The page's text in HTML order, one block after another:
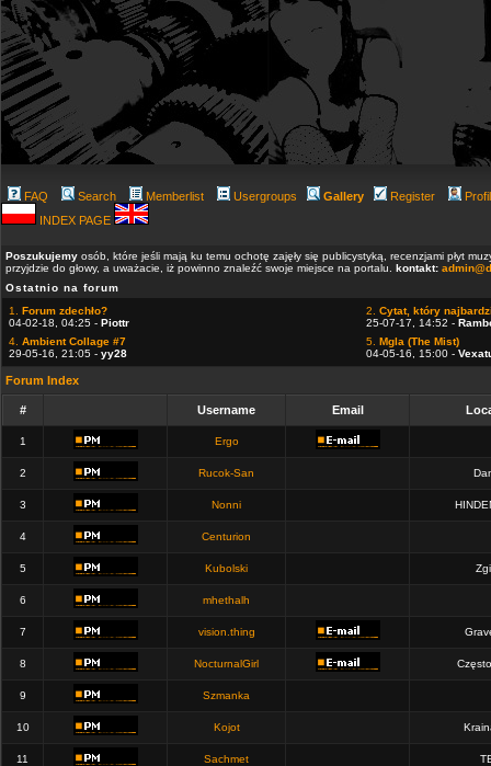
FAQ Search Memberlist Usergroups Gallery Register
INDEX PAGE
Poszukujemy osób, które jeśli mają ku temu ochotę zajęły się publicystyką, recenzjami płyt
przyjdzie do głowy, a uważacie, iż powinno znaleźć swoje miejsce na portalu. kontakt:
Ostatnio na forum
1. Forum zdechło?
04-02-18, 04:25 - Piottr
2. Cytat, który
25-07-17, 14:52 -
4. Ambient Collage #7
29-05-16, 21:05 - yy28
5. Mgla (The Mist)
04-05-16, 15:00 -
Forum Index
# Username Email
1 Ergo
2 Rucok-San
3 Nonni
4 Centurion
5 Kubolski
6 mhethalh
7 vision.thing
8 NocturnalGirl
9 Szmanka
10 Kojot
11 Sachmet